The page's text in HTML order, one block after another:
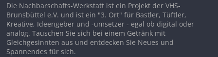
Die Nachbarschafts-Werkstatt ist ein Projekt der VHS-
Brunsbüttel e.V. und ist ein "3. Ort" für Bastler, Tüftler,
Kreative, Ideengeber und -umsetzer - egal ob digital oder
analog. Tauschen Sie sich bei einem Getränk mit
Gleichgesinnten aus und entdecken Sie Neues und
Spannendes für sich.